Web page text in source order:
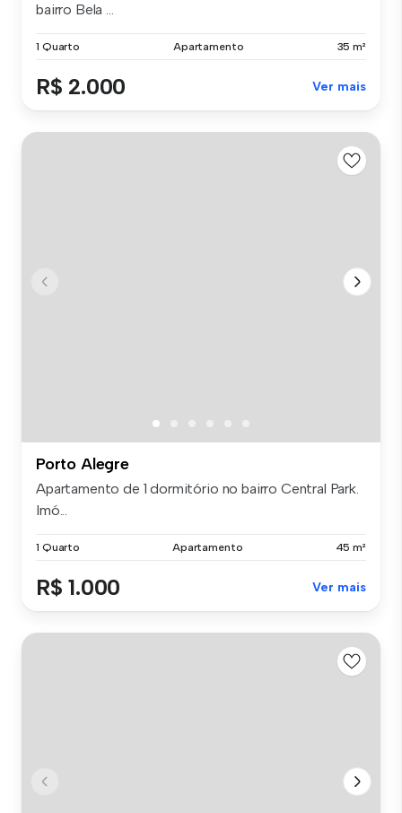
bairro Bela ...
1 Quarto Apartamento 35 m²
R$ 2.000 Ver mais
Porto Alegre
Apartamento de 1 dormitório no bairro Central Park.
Imó...
1 Quarto Apartamento 45 m²
R$ 1.000 Ver mais